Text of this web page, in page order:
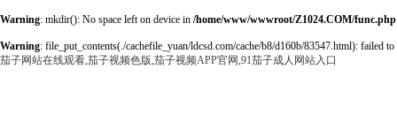
Warning: mkdir(): No space left on device in /home/www/wwwroot/Z1024.COM/func.php
Warning: file_put_contents(./cachefile_yuan/ldcsd.com/cache/b8/d160b/83547.html): failed
茄子网站在线观看,茄子视频色版,茄子视频APP官网,91茄子成人网站入口